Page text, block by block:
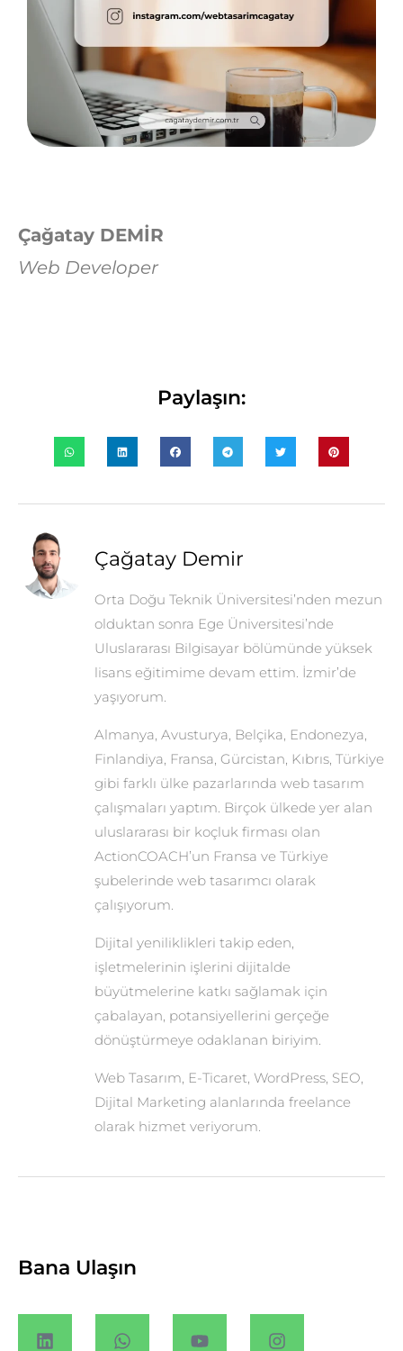
Çağatay DEMİR
Web Developer
Paylaşın:
Çağatay Demir
Orta Doğu Teknik Üniversitesi’nden mezun
olduktan sonra Ege Üniversitesi’nde
Uluslararası Bilgisayar bölümünde yüksek
lisans eğitimime devam ettim. İzmir’de
yaşıyorum.
Almanya, Avusturya, Belçika, Endonezya,
Finlandiya, Fransa, Gürcistan, Kıbrıs, Türkiye
gibi farklı ülke pazarlarında web tasarım
çalışmaları yaptım. Birçok ülkede yer alan
uluslararası bir koçluk firması olan
ActionCOACH’un Fransa ve Türkiye
şubelerinde web tasarımcı olarak
çalışıyorum.
Dijital yeniliklikleri takip eden,
işletmelerinin işlerini dijitalde
büyütmelerine katkı sağlamak için
çabalayan, potansiyellerini gerçeğe
dönüştürmeye odaklanan biriyim.
Web Tasarım, E-Ticaret, WordPress, SEO,
Dijital Marketing alanlarında freelance
olarak hizmet veriyorum.
Bana Ulaşın